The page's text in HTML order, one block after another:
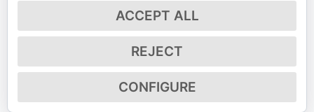
ACCEPT ALL
REJECT
CONFIGURE